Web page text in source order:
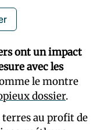
ont un impact
avec les
le montre
dossier.
au profit de